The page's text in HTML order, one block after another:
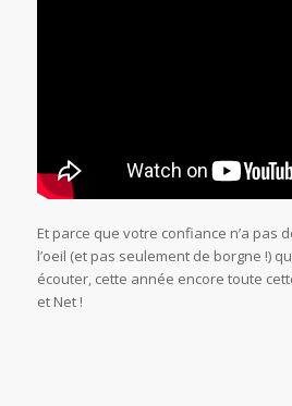
Et parce que votre confiance n’a pas
l’oeil (et pas seulement de borgne !)
écouter, cette année encore toute
et Net !